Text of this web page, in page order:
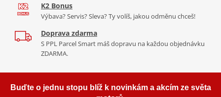
K2 Bonus
Výbava? Servis? Sleva? Ty volíš, jakou odměnu chceš!
Doprava zdarma
S PPL Parcel Smart máš dopravu na každou objednávku
ZDARMA.
Buďte o jednu stopu blíž k novinkám a akcím ze světa